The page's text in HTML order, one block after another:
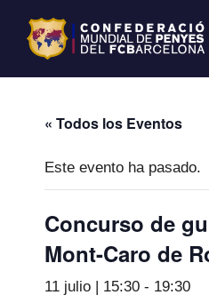
« Todos los Eventos
Este evento ha pasado.
Concurso de
Mont-Caro de
11 julio | 15:30 - 19:30